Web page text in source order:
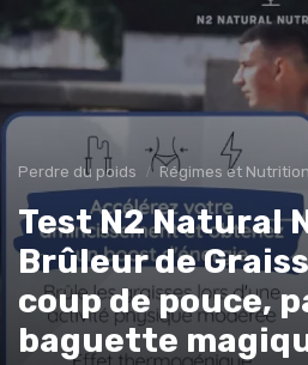
Perdre du poids Régimes et Nutrition
Test N2 Natural
Brûleur de
coup de pouce,
baguette